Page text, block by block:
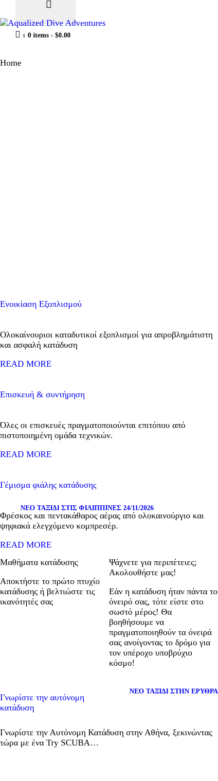
0 0 items- $0.00
Home
Ενοικίαση Εξοπλισμού
Ολοκαίνουριοι καταδυτικοί εξοπλισμοί για απροβλημάτιστη
και ασφαλή κατάδυση
READ MORE
Επισκευή & συντήρηση
Όλες οι επισκευές πραγματοποιούνται επιτόπου από
πιστοποιημένη ομάδα τεχνικών.
READ MORE
Γέμισμα φιάλης κατάδυσης
Φρέσκος και πεντακάθαρος αέρας από ολοκαινούργιο και
ψηφιακά ελεγχόμενο κομπρεσέρ.
READ MORE
Ψάχνετε για περιπέτειες;
Ακολουθήστε μας!
Εάν η κατάδυση ήταν πάντα το
όνειρό σας, τότε είστε στο
σωστό μέρος! Θα
βοηθήσουμε να
πραγματοποιηθούν τα όνειρά
σας ανοίγοντας το δρόμο για
τον υπέροχο υποβρύχιο
κόσμο!
ΝΕΟ ΤΑΞΙΔΙ ΣΤΗΝ ΕΡΥΘΡΑ
ΝΕΟ ΤΑΞΙΔΙ ΣΤΙΣ ΦΙΛΙΠΠΙΝΕΣ 24/11/2026
Μαθήματα κατάδυσης
Αποκτήστε το πρώτο πτυχίο
κατάδυσης ή βελτιώστε τις
ικανότητές σας
Γνωρίστε την αυτόνομη
κατάδυση
Γνωρίστε την Αυτόνομη Κατάδυση στην Αθήνα, ξεκινώντας
τώρα με ένα Try SCUBA…